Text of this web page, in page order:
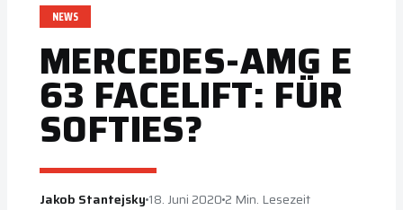
NEWS
MERCEDES-AMG E
63 FACELIFT: FÜR
SOFTIES?
Jakob Stantejsky 18. Juni 20202 Min. Lesezeit